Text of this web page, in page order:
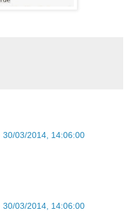
30/03/2014, 14:06:00
30/03/2014, 14:06:00